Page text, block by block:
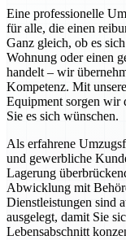
Eine professionelle
für alle, die einen
Ganz gleich, ob es
Wohnung oder einen
handelt – wir
Kompetenz. Mit
Equipment sorgen wir
Sie es sich wünschen.
Als erfahrene
und gewerbliche
Lagerung
Abwicklung mit
Dienstleistungen sind
ausgelegt, damit Sie
Lebensabschnitt